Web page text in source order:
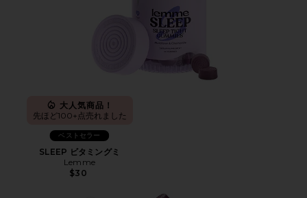
大人気商品！
先ほど100+点売れました
ベストセラー
SLEEP ビタミングミ
Lemme
$30